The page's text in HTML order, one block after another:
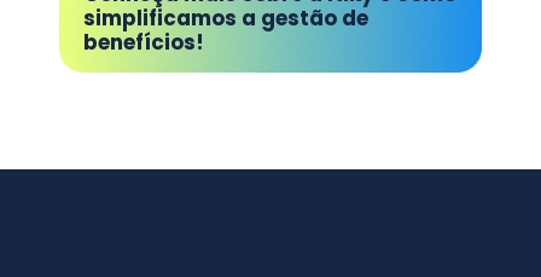
simplificamos a gestão de
benefícios!